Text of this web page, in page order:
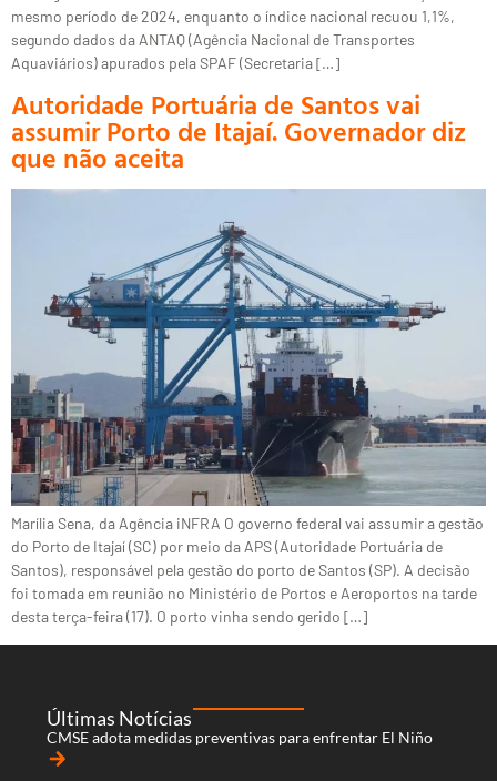
mesmo período de 2024, enquanto o índice nacional recuou 1,1%,
segundo dados da ANTAQ (Agência Nacional de Transportes
Aquaviários) apurados pela SPAF (Secretaria […]
Autoridade Portuária de Santos vai
assumir Porto de Itajaí. Governador diz
que não aceita
Marília Sena, da Agência iNFRA O governo federal vai assumir a gestão
do Porto de Itajaí (SC) por meio da APS (Autoridade Portuária de
Santos), responsável pela gestão do porto de Santos (SP). A decisão
foi tomada em reunião no Ministério de Portos e Aeroportos na tarde
desta terça-feira (17). O porto vinha sendo gerido […]
Últimas Notícias
CMSE adota medidas preventivas para enfrentar El Niño
arrow_forward